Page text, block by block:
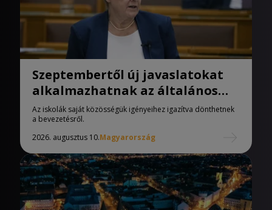
Szeptembertől új javaslatokat
alkalmazhatnak az általános
iskolák
Az iskolák saját közösségük igényeihez igazítva dönthetnek
a bevezetésről.
2026. augusztus 10.Magyarország